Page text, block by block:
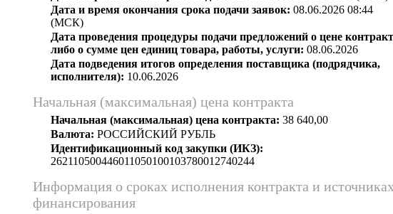
Дата и время окончания срока подачи заявок: 08.06.2026 08:44
(МСК)
Дата проведения процедуры подачи предложений о цене
либо о сумме цен единиц товара, работы, услуги: 08.06.2026
Дата подведения итогов определения поставщика (подрядчика,
исполнителя): 10.06.2026
Начальная (максимальная) цена контракта
Начальная (максимальная) цена контракта: 38 640,00
Валюта: РОССИЙСКИЙ РУБЛЬ
Идентификационный код закупки (ИКЗ):
262110500446011050100103780012740244
Информация о сроках исполнения контракта и источниках
финансирования